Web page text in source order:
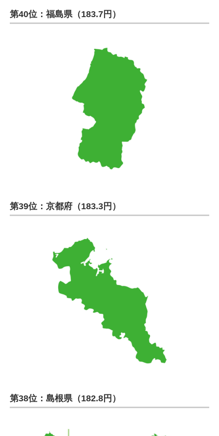
第40位：福島県（183.7円）
第39位：京都府（183.3円）
第38位：島根県（182.8円）